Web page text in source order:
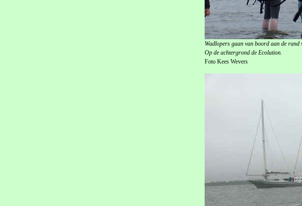
Wadlopers gaan van boord aan de rand
Op de achtergrond de Ecolution.
Foto Kees Wevers